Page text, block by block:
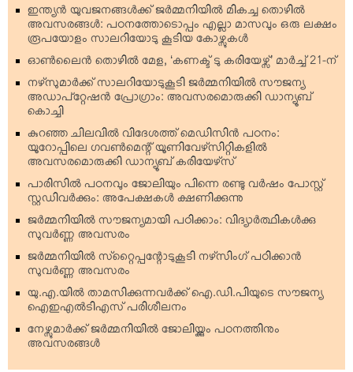
ഇന്ത്യന്‍ യുവജനങ്ങള്‍ക്ക് ജര്‍മ്മനിയില്‍ മികച്ച തൊഴില്‍
അവസരങ്ങള്‍: പഠനത്തോടൊപ്പം എല്ലാ മാസവും ഒരു ലക്ഷം
രൂപയോളം സാലറിയോടു കൂടിയ കോഴ്സുകള്‍
ഓണ്‍ലൈന്‍ തൊഴില്‍ മേള, ‘കണക്ട് ടു കരിയേഴ്സ്’ മാര്‍ച്ച് 21-ന്
നഴ്‌സുമാര്‍ക്ക് സാലറിയോടുകൂടി ജര്‍മ്മനിയില്‍ സൗജന്യ
അഡാപ്റ്റേഷന്‍ പ്രോഗ്രാം: അവസരമൊരുക്കി ഡാന്യൂബ്
കൊച്ചി
കുറഞ്ഞ ചിലവില്‍ വിദേശത്ത് മെഡിസിന്‍ പഠനം:
യൂറോപ്പിലെ ഗവണ്‍മെന്റ് യൂണിവേഴ്‌സിറ്റികളില്‍
അവസരമൊരുക്കി ഡാന്യൂബ് കരിയേഴ്‌സ്
പാരിസില്‍ പഠനവും ജോലിയും പിന്നെ രണ്ടു വര്‍ഷം പോസ്റ്റ്
സ്റ്റഡിവര്‍ക്കും: അപേക്ഷകള്‍ ക്ഷണിക്കുന്നു
ജര്‍മ്മനിയില്‍ സൗജന്യമായി പഠിക്കാം: വിദ്യാര്‍ത്ഥികള്‍ക്കു
സുവര്‍ണ്ണ അവസരം
ജര്‍മ്മനിയില്‍ സ്‌റ്റൈപ്പന്റോടുകൂടി നഴ്‌സിംഗ് പഠിക്കാന്‍
സുവര്‍ണ്ണ അവസരം
യു.എ.യില്‍ താമസിക്കുന്നവര്‍ക്ക് ഐ.ഡി.പിയുടെ സൗജന്യ
ഐഇഎല്‍ടിഎസ് പരിശീലനം
നേഴ്സുമാര്‍ക്ക് ജര്‍മ്മനിയില്‍ ജോലിയ്ക്കും പഠനത്തിനും
അവസരങ്ങള്‍